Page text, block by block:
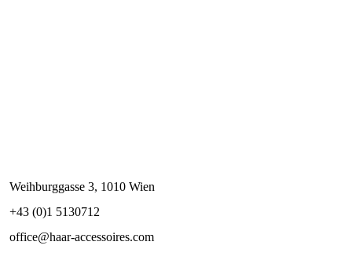
Weihburggasse 3, 1010 Wien
+43 (0)1 5130712
office@haar-accessoires.com